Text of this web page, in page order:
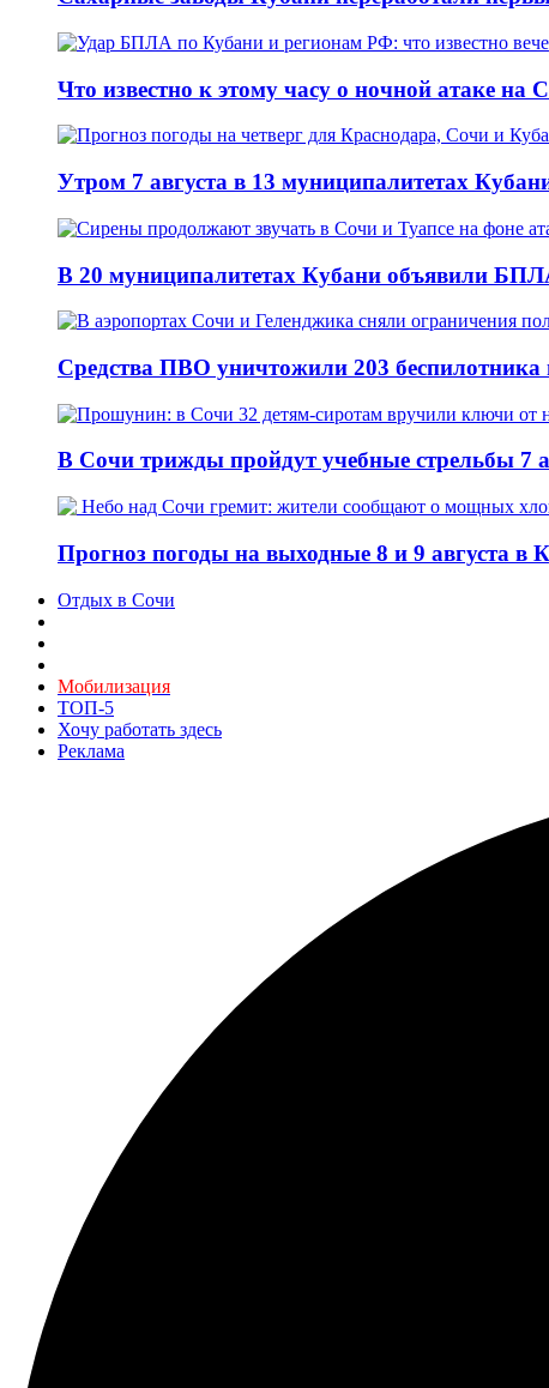
Что известно к этому часу о ночной атаке
Утром 7 августа в 13 муниципалитетах
В 20 муниципалитетах Кубани объявили
Средства ПВО уничтожили 203
В Сочи трижды пройдут учебные стрельбы 7
Прогноз погоды на выходные 8 и 9 августа в
Отдых в Сочи
Мобилизация
ТОП-5
Хочу работать здесь
Реклама